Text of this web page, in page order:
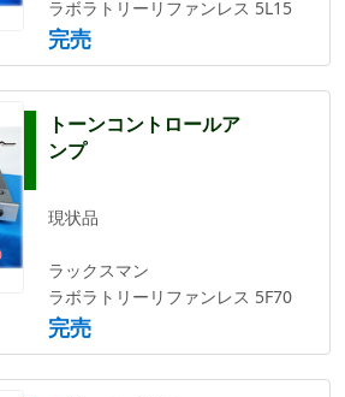
ラボラトリーリファンレス 5L15
完売
トーンコントロールア
ンプ
現状品
ラックスマン
ラボラトリーリファンレス 5F70
完売